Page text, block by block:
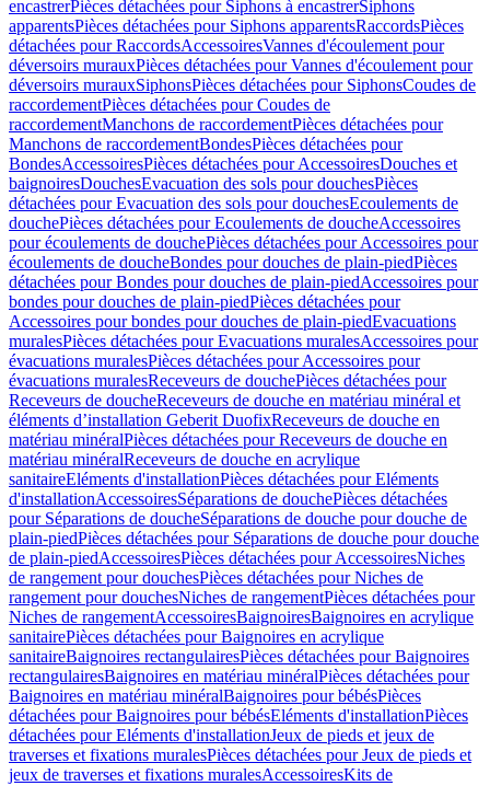
encastrerPièces détachées pour Siphons à encastrerSiphons
apparentsPièces détachées pour Siphons apparentsRaccordsPièces
détachées pour RaccordsAccessoiresVannes d'écoulement pour
déversoirs murauxPièces détachées pour Vannes d'écoulement pour
déversoirs murauxSiphonsPièces détachées pour SiphonsCoudes de
raccordementPièces détachées pour Coudes de
raccordementManchons de raccordementPièces détachées pour
Manchons de raccordementBondesPièces détachées pour
BondesAccessoiresPièces détachées pour AccessoiresDouches et
baignoiresDouchesEvacuation des sols pour douchesPièces
détachées pour Evacuation des sols pour douchesEcoulements de
douchePièces détachées pour Ecoulements de doucheAccessoires
pour écoulements de douchePièces détachées pour Accessoires pour
écoulements de doucheBondes pour douches de plain-piedPièces
détachées pour Bondes pour douches de plain-piedAccessoires pour
bondes pour douches de plain-piedPièces détachées pour
Accessoires pour bondes pour douches de plain-piedEvacuations
muralesPièces détachées pour Evacuations muralesAccessoires pour
évacuations muralesPièces détachées pour Accessoires pour
évacuations muralesReceveurs de douchePièces détachées pour
Receveurs de doucheReceveurs de douche en matériau minéral et
éléments d’installation Geberit DuofixReceveurs de douche en
matériau minéralPièces détachées pour Receveurs de douche en
matériau minéralReceveurs de douche en acrylique
sanitaireEléments d'installationPièces détachées pour Eléments
d'installationAccessoiresSéparations de douchePièces détachées
pour Séparations de doucheSéparations de douche pour douche de
plain-piedPièces détachées pour Séparations de douche pour douche
de plain-piedAccessoiresPièces détachées pour AccessoiresNiches
de rangement pour douchesPièces détachées pour Niches de
rangement pour douchesNiches de rangementPièces détachées pour
Niches de rangementAccessoiresBaignoiresBaignoires en acrylique
sanitairePièces détachées pour Baignoires en acrylique
sanitaireBaignoires rectangulairesPièces détachées pour Baignoires
rectangulairesBaignoires en matériau minéralPièces détachées pour
Baignoires en matériau minéralBaignoires pour bébésPièces
détachées pour Baignoires pour bébésEléments d'installationPièces
détachées pour Eléments d'installationJeux de pieds et jeux de
traverses et fixations muralesPièces détachées pour Jeux de pieds et
jeux de traverses et fixations muralesAccessoiresKits de